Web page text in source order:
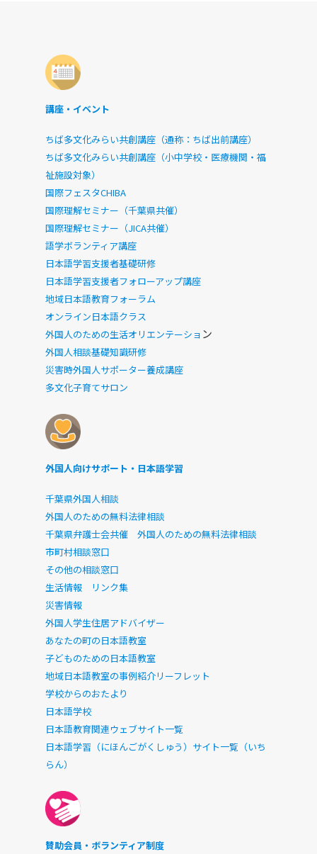
講座・イベント
ちば多文化みらい共創講座（通称：ちば出前講座）
ちば多文化みらい共創講座（小中学校・医療機関・福
祉施設対象）
国際フェスタCHIBA
国際理解セミナー（千葉県共催）
国際理解セミナー（JICA共催）
語学ボランティア講座
日本語学習支援者基礎研修
日本語学習支援者フォローアップ講座
地域日本語教育フォーラム
オンライン日本語クラス
外国人のための生活オリエンテーショ ン
外国人相談基礎知識研修
災害時外国人サポーター養成講座
多文化子育てサロン
外国人向けサポート・日本語学習
千葉県外国人相談
外国人のための無料法律相談
千葉県弁護士会共催 外国人のための無料法律相談
市町村相談窓口
その他の相談窓口
生活情報 リンク集
災害情報
外国人学生住居アドバイザー
あなたの町の日本語教室
子どものための日本語教室
地域日本語教室の事例紹介リーフレット
学校からのおたより
日本語学校
日本語教育関連ウェブサイト一覧
日本語学習（にほんごがくしゅう）サイト一覧（いち
らん）
賛助会員・ボランティア制度